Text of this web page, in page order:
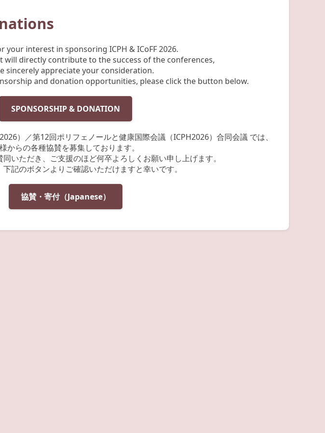
your interest in sponsoring ICPH & ICoFF 2026.
will directly contribute to the success of the conferences,
sincerely appreciate your consideration.
and donation opportunities, please click the button below.
SPONSORSHIP & DONATION
）／第12回ポリフェノールと健康国際会議（ICPH2026）合同会議 では、
からの各種協賛を募集しております。
いただき、ご支援のほど何卒よろしくお願い申し上げます。
記のボタンよりご確認いただけますと幸いです。
協賛・寄付（Japanese）